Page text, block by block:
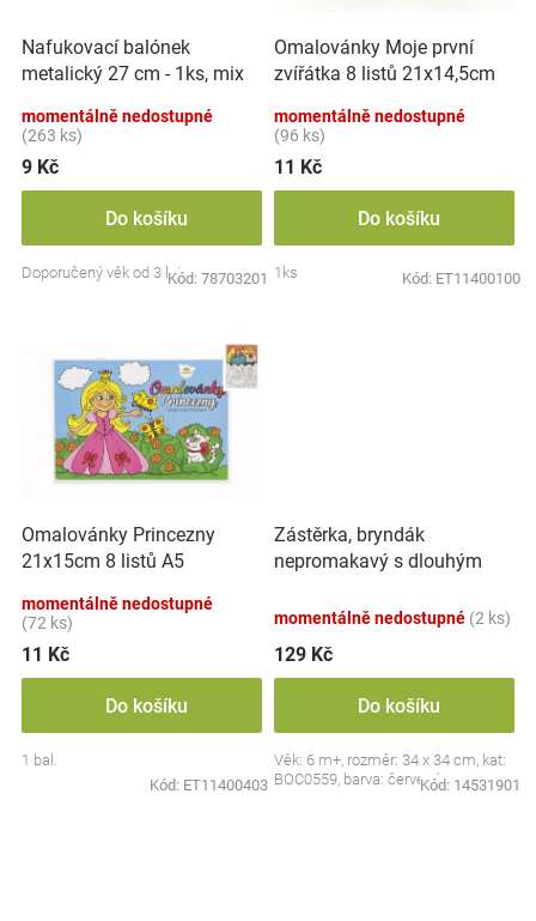
Hračkářství
ůo
d
u
k
ů
Nafukovací balónek
metalický 27 cm - 1ks, mix
momentálně nedostupné
(263 ks)
9 Kč
Do košíku
Doporučený věk od 3 letKód: 78703201
Omalovánky Moje první
zvířátka 8 listů 21x14,5cm
momentálně nedostupné
(96 ks)
11 Kč
Do košíku
1ks Kód: ET11400100
Omalovánky Princezny
21x15cm 8 listů A5
momentálně nedostupné
(72 ks)
11 Kč
Do košíku
1 bal.
Kód: ET11400403
Zástěrka, bryndák
nepromakavý s dlouhým
momentálně nedostupné (2 ks)
129 Kč
Do košíku
Věk: 6 m+, rozměr: 34 x 34 cm, kat:
BOC0559, barva: červená
Kód: 14531901